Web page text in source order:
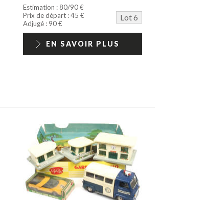
Estimation : 80/90 €
Prix de départ : 45 €
Lot 6
Adjugé : 90 €
EN SAVOIR PLUS